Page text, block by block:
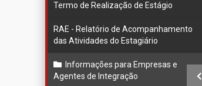
Termo de Realização de Estágio
RAE - Relatório de Acompanhamento
das Atividades do Estagiário
Informações para Empresas e
Agentes de Integração